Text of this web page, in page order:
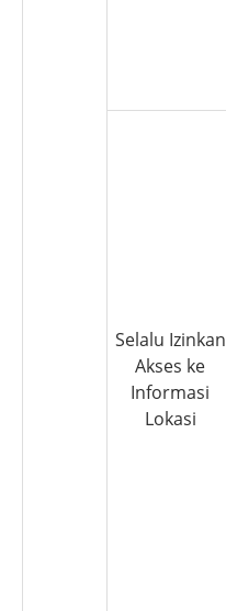
Selalu Izinkan
Akses ke
Informasi
Lokasi